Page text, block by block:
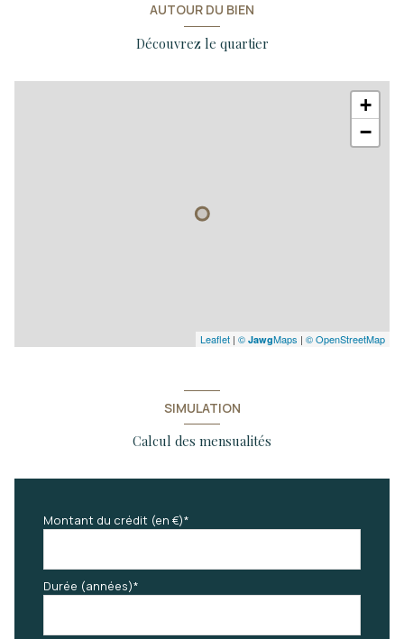
AUTOUR DU BIEN
Découvrez le quartier
+
−
Leaflet | © JawgMaps | © OpenStreetMap
SIMULATION
Calcul des mensualités
Montant du crédit (en €)*
Durée (années)*